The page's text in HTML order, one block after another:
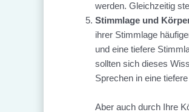
werden. Gleichzeitig
Stimmlage und
ihrer Stimmlage
und eine tiefere
sollten sich dieses
Sprechen in eine
Aber auch durch Ihre